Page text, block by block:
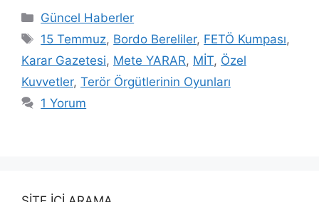
Kategoriler
Güncel Haberler
Etiketler
15 Temmuz, Bordo Bereliler, FETÖ Kumpası,
Karar Gazetesi, Mete YARAR, MİT, Özel
Kuvvetler, Terör Örgütlerinin Oyunları
1 Yorum